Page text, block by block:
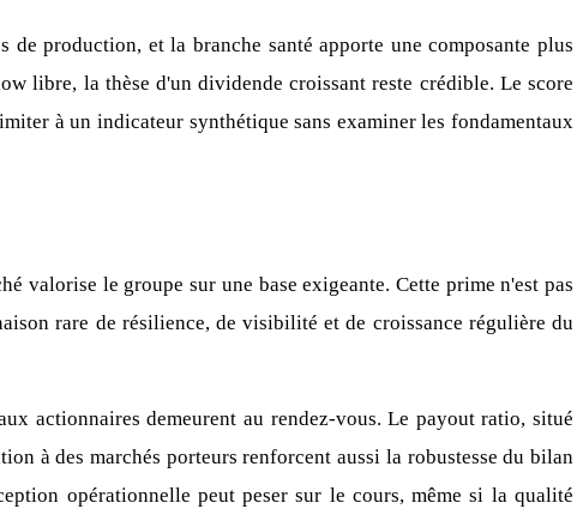
production, et la branche santé apporte une composante plus
libre, la thèse d'un dividende croissant reste crédible. Le score
à un indicateur synthétique sans examiner les fondamentaux
valorise le groupe sur une base exigeante. Cette prime n'est pas
rare de résilience, de visibilité et de croissance régulière du
actionnaires demeurent au rendez-vous. Le payout ratio, situé
à des marchés porteurs renforcent aussi la robustesse du bilan
opérationnelle peut peser sur le cours, même si la qualité